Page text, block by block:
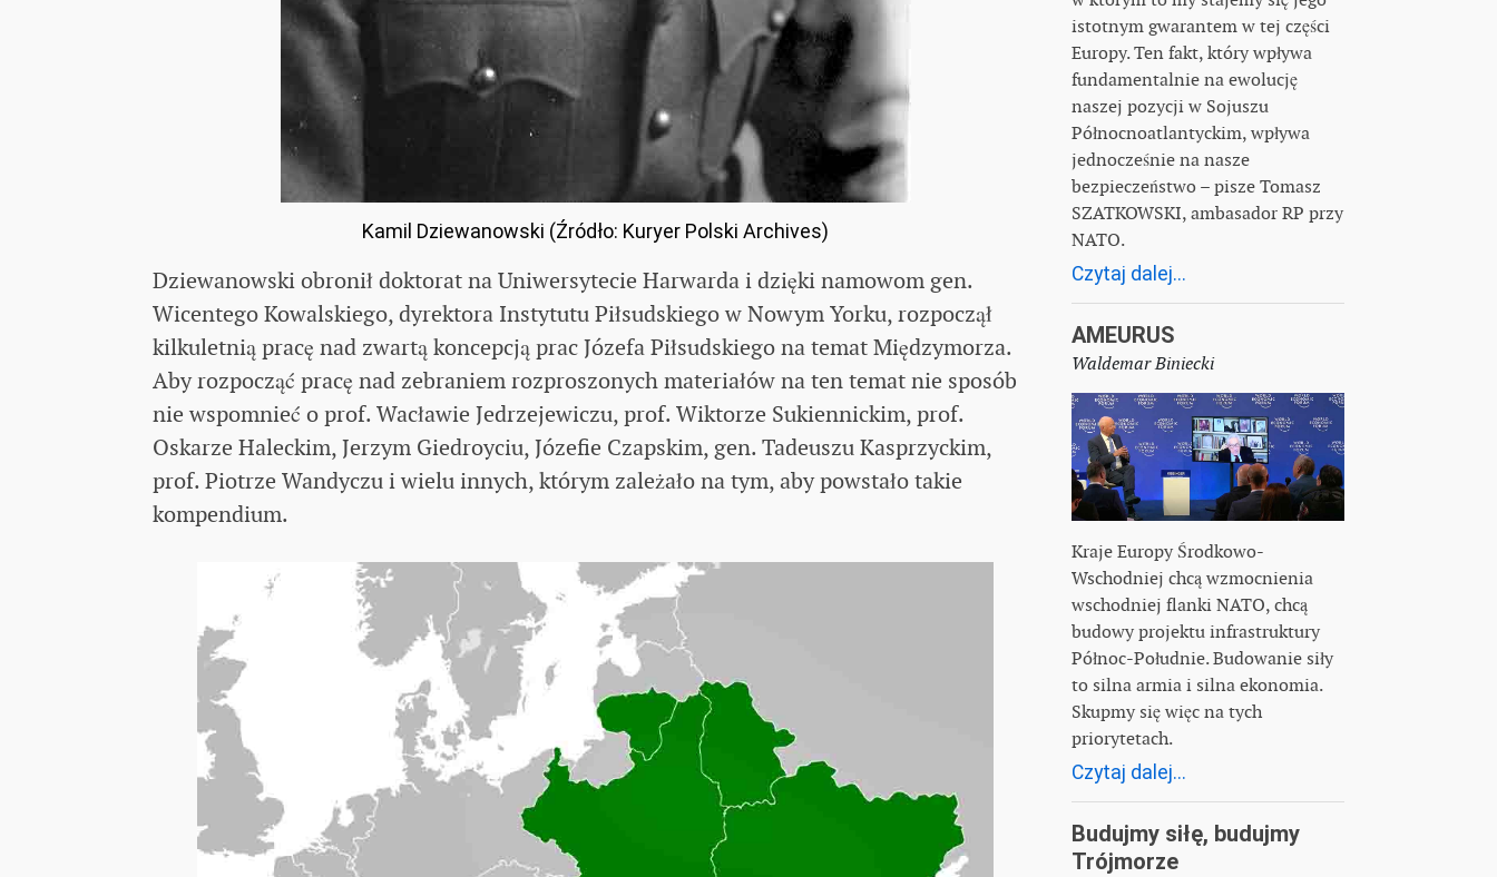
Kamil Dziewanowski (Źródło: Kuryer Polski Archives)
Dziewanowski obronił doktorat na Uniwersytecie Harwarda i dzięki namowom gen.
Wicentego Kowalskiego, dyrektora Instytutu Piłsudskiego w Nowym Yorku, rozpoczął
kilkuletnią pracę nad zwartą koncepcją prac Józefa Piłsudskiego na temat Międzymorza.
Aby rozpocząć pracę nad zebraniem rozproszonych materiałów na ten temat nie sposób
nie wspomnieć o prof. Wacławie Jedrzejewiczu, prof. Wiktorze Sukiennickim, prof.
Oskarze Haleckim, Jerzym Giedroyciu, Józefie Czapskim, gen. Tadeuszu Kasprzyckim,
prof. Piotrze Wandyczu i wielu innych, którym zależało na tym, aby powstało takie
kompendium.
istotnym gwarantem w tej części
Europy. Ten fakt, który wpływa
fundamentalnie na ewolucję
naszej pozycji w Sojuszu
Północnoatlantyckim, wpływa
jednocześnie na nasze
bezpieczeństwo – pisze Tomasz
SZATKOWSKI, ambasador RP przy
NATO.
Czytaj dalej...
AMEURUS
Waldemar Biniecki
Kraje Europy Środkowo-
Wschodniej chcą wzmocnienia
wschodniej flanki NATO, chcą
budowy projektu infrastruktury
Północ-Południe. Budowanie siły
to silna armia i silna ekonomia.
Skupmy się więc na tych
priorytetach.
Czytaj dalej...
Budujmy siłę, budujmy
Trójmorze